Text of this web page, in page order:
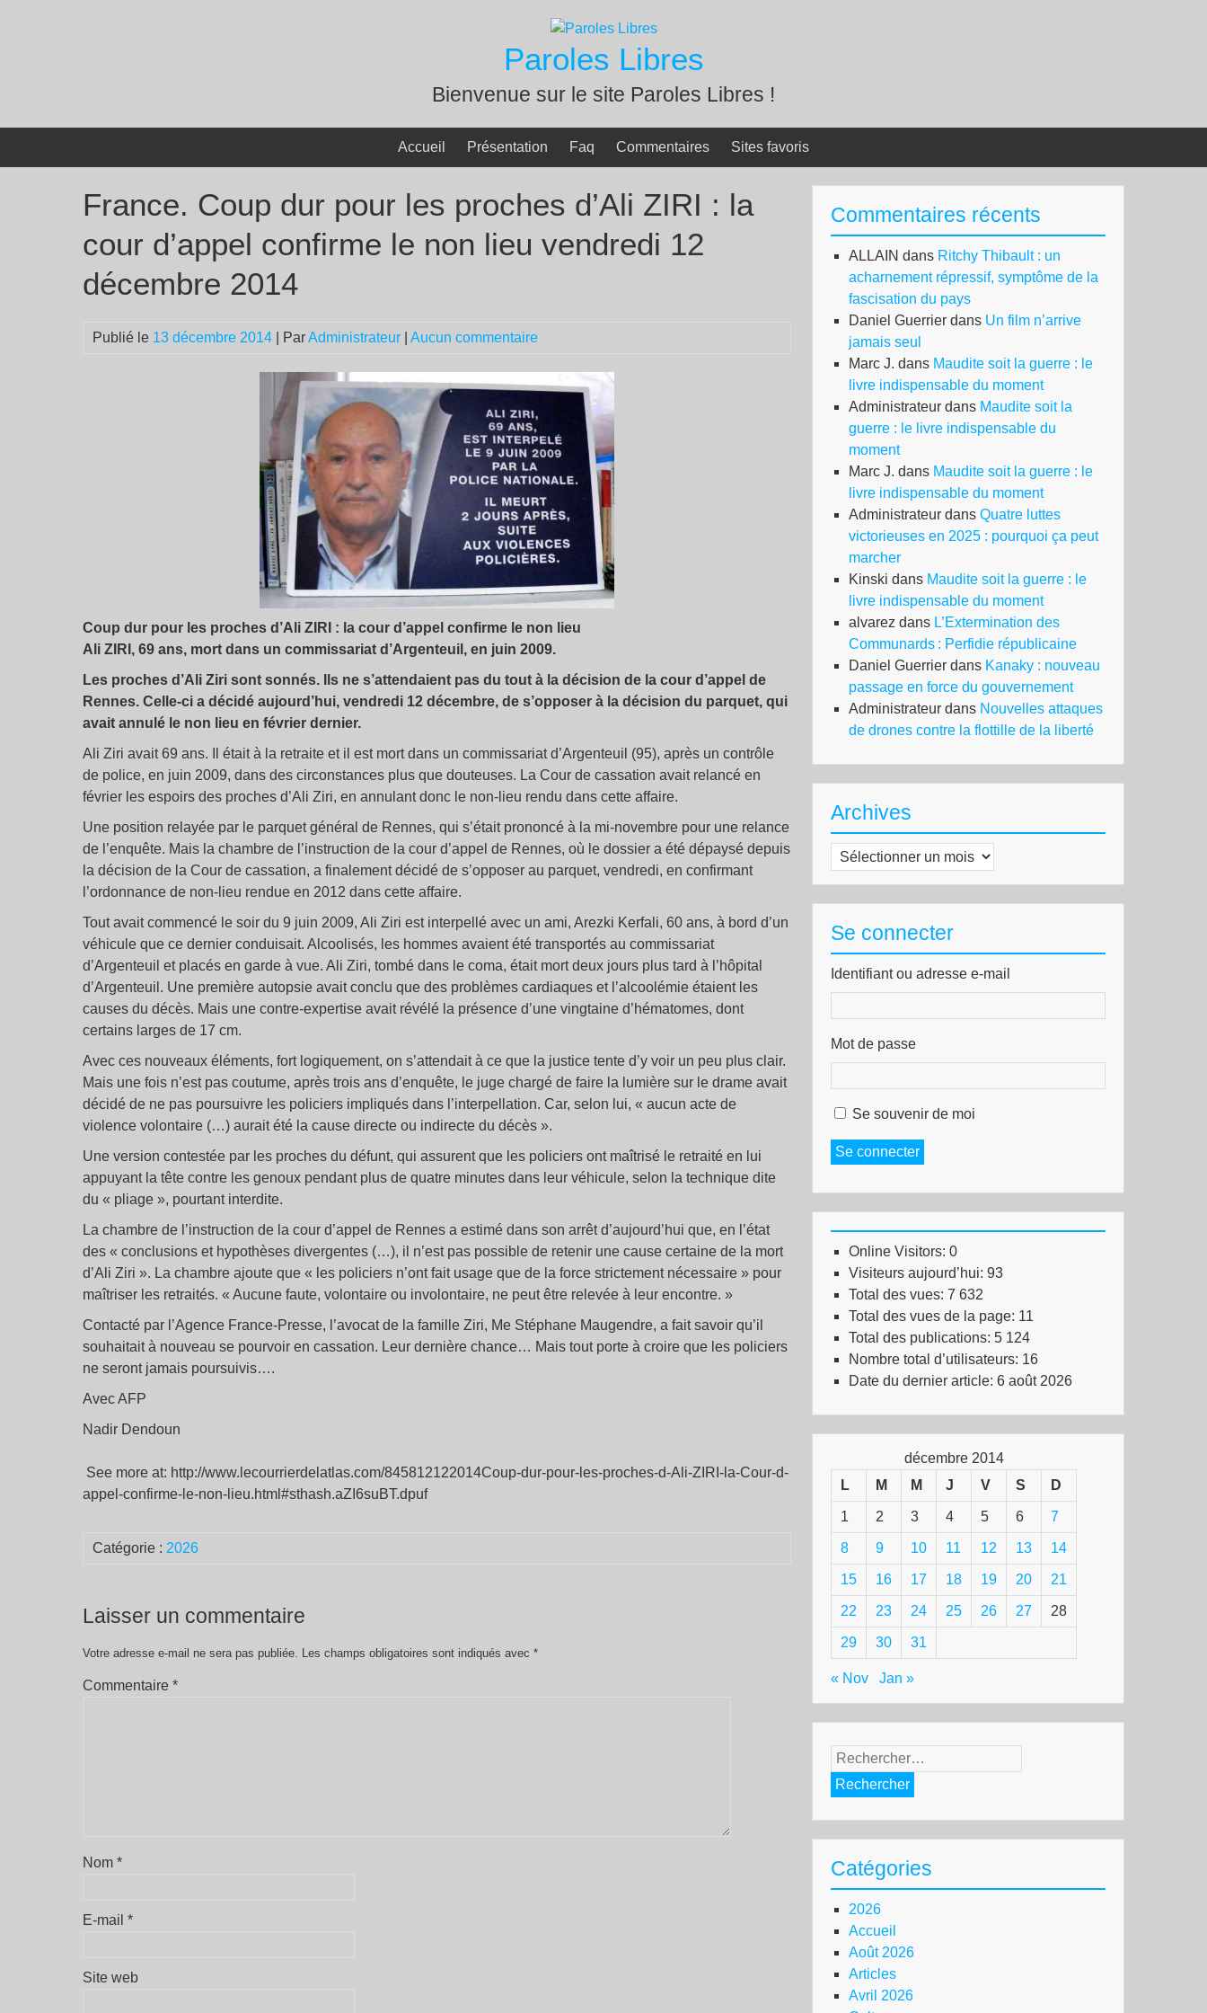
Paroles Libres
Bienvenue sur le site Paroles Libres !
Accueil Présentation Faq Commentaires Sites favoris
France. Coup dur pour les proches d’Ali ZIRI : la
cour d’appel confirme le non lieu vendredi 12
décembre 2014
Publié le 13 décembre 2014 | ParAdministrateur Aucun commentaire
Coup dur pour les proches d’Ali ZIRI : la cour d’appel confirme le non lieu
Ali ZIRI, 69 ans, mort dans un commissariat d’Argenteuil, en juin 2009.
Les proches d’Ali Ziri sont sonnés. Ils ne s’attendaient pas du tout à la décision de la cour d’appel de
Rennes. Celle-ci a décidé aujourd’hui, vendredi 12 décembre, de s’opposer à la décision du parquet, qui
avait annulé le non lieu en février dernier.
Ali Ziri avait 69 ans. Il était à la retraite et il est mort dans un commissariat d’Argenteuil (95), après un contrôle
de police, en juin 2009, dans des circonstances plus que douteuses. La Cour de cassation avait relancé en
février les espoirs des proches d’Ali Ziri, en annulant donc le non-lieu rendu dans cette affaire.
Une position relayée par le parquet général de Rennes, qui s’était prononcé à la mi-novembre pour une relance
de l’enquête. Mais la chambre de l’instruction de la cour d’appel de Rennes, où le dossier a été dépaysé depuis
la décision de la Cour de cassation, a finalement décidé de s’opposer au parquet, vendredi, en confirmant
l’ordonnance de non-lieu rendue en 2012 dans cette affaire.
Tout avait commencé le soir du 9 juin 2009, Ali Ziri est interpellé avec un ami, Arezki Kerfali, 60 ans, à bord d’un
véhicule que ce dernier conduisait. Alcoolisés, les hommes avaient été transportés au commissariat
d’Argenteuil et placés en garde à vue. Ali Ziri, tombé dans le coma, était mort deux jours plus tard à l’hôpital
d’Argenteuil. Une première autopsie avait conclu que des problèmes cardiaques et l’alcoolémie étaient les
causes du décès. Mais une contre-expertise avait révélé la présence d’une vingtaine d’hématomes, dont
certains larges de 17 cm.
Avec ces nouveaux éléments, fort logiquement, on s’attendait à ce que la justice tente d’y voir un peu plus clair.
Mais une fois n’est pas coutume, après trois ans d’enquête, le juge chargé de faire la lumière sur le drame avait
décidé de ne pas poursuivre les policiers impliqués dans l’interpellation. Car, selon lui, « aucun acte de
violence volontaire (…) aurait été la cause directe ou indirecte du décès ».
Une version contestée par les proches du défunt, qui assurent que les policiers ont maîtrisé le retraité en lui
appuyant la tête contre les genoux pendant plus de quatre minutes dans leur véhicule, selon la technique dite
du « pliage », pourtant interdite.
La chambre de l’instruction de la cour d’appel de Rennes a estimé dans son arrêt d’aujourd’hui que, en l’état
des « conclusions et hypothèses divergentes (…), il n’est pas possible de retenir une cause certaine de la mort
d’Ali Ziri ». La chambre ajoute que « les policiers n’ont fait usage que de la force strictement nécessaire » pour
maîtriser les retraités. « Aucune faute, volontaire ou involontaire, ne peut être relevée à leur encontre. »
Contacté par l’Agence France-Presse, l’avocat de la famille Ziri, Me Stéphane Maugendre, a fait savoir qu’il
souhaitait à nouveau se pourvoir en cassation. Leur dernière chance… Mais tout porte à croire que les policiers
ne seront jamais poursuivis….
Avec AFP
Nadir Dendoun
See more at: http://www.lecourrierdelatlas.com/845812122014Coup-dur-pour-les-proches-d-Ali-ZIRI-la-Cour-d-
appel-confirme-le-non-lieu.html#sthash.aZI6suBT.dpuf
Catégorie : 2026
Laisser un commentaire
Votre adresse e-mail ne sera pas publiée. Les champs obligatoires sont indiqués avec *
Commentaire *
Nom *
E-mail *
Site web
Commentaires récents
ALLAIN dans Ritchy Thibault : un
acharnement répressif, symptôme de la
fascisation du pays
Daniel Guerrier dans Un film n’arrive
jamais seul
Marc J. dans Maudite soit la guerre : le
livre indispensable du moment
Administrateur dans Maudite soit la
guerre : le livre indispensable du
moment
Marc J. dans Maudite soit la guerre : le
livre indispensable du moment
Administrateur dans Quatre luttes
victorieuses en 2025 : pourquoi ça peut
marcher
Kinski dans Maudite soit la guerre : le
livre indispensable du moment
alvarez dans L’Extermination des
Communards : Perfidie républicaine
Daniel Guerrier dans Kanaky : nouveau
passage en force du gouvernement
Administrateur dans Nouvelles attaques
de drones contre la flottille de la liberté
Archives
Archives
Se connecter
Identifiant ou adresse e-mail
Mot de passe
Se souvenir de moi
Se connecter
Online Visitors: 0
Visiteurs aujourd’hui: 93
Total des vues: 7 632
Total des vues de la page: 11
Total des publications: 5 124
Nombre total d’utilisateurs: 16
Date du dernier article: 6 août 2026
décembre 2014
L
M M J V S D
1 2 3 4 5 6 7
8 9 10 11 12 13 14
15 16 17 18 19 20 21
22 23 24 25 26 27 28
29 30 31
« Nov Jan »
Rechercher :
Catégories
2026
Accueil
Août 2026
Articles
Avril 2026